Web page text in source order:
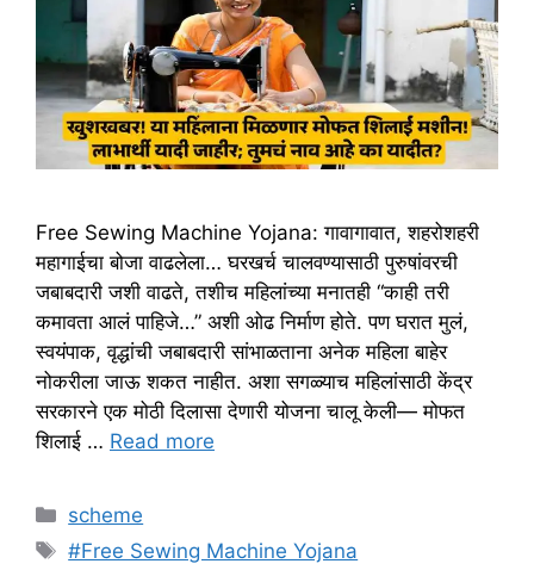
Free Sewing Machine Yojana: गावागावात, शहरोशहरी
महागाईचा बोजा वाढलेला… घरखर्च चालवण्यासाठी पुरुषांवरची
जबाबदारी जशी वाढते, तशीच महिलांच्या मनातही “काही तरी
कमावता आलं पाहिजे…” अशी ओढ निर्माण होते. पण घरात मुलं,
स्वयंपाक, वृद्धांची जबाबदारी सांभाळताना अनेक महिला बाहेर
नोकरीला जाऊ शकत नाहीत. अशा सगळ्याच महिलांसाठी केंद्र
सरकारने एक मोठी दिलासा देणारी योजना चालू केली— मोफत
शिलाई … Read more
Categories
scheme
Tags
#Free Sewing Machine Yojana